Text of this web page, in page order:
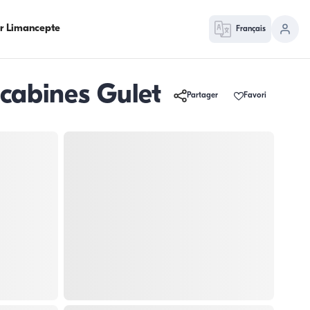
Limancepte Français
Gulet Partager Favori